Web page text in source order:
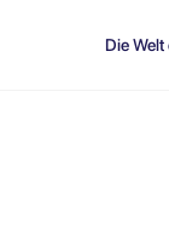
Die